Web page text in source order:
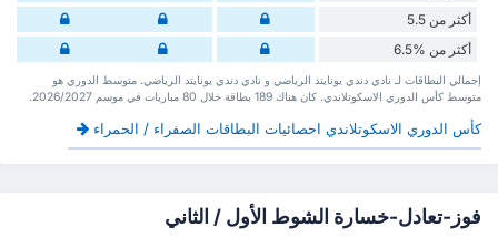
أكثر من 5.5
أكثر من %6.5
إجمالي البطاقات لـ نادي دندي يونايتد الرياضي و نادي دندي يونايتد الرياضي. متوسط الدوري هو
متوسط كأس الدوري الاسكوتلاندي. كان هناك 189 بطاقة ‏خلال 80 مباريات في موسم 2026/2027.
كأس الدوري الاسكوتلاندي احصائيات البطاقات الصفراء / الحمراء
فوز-تعادل-خسارة الشوط الأول / الثاني